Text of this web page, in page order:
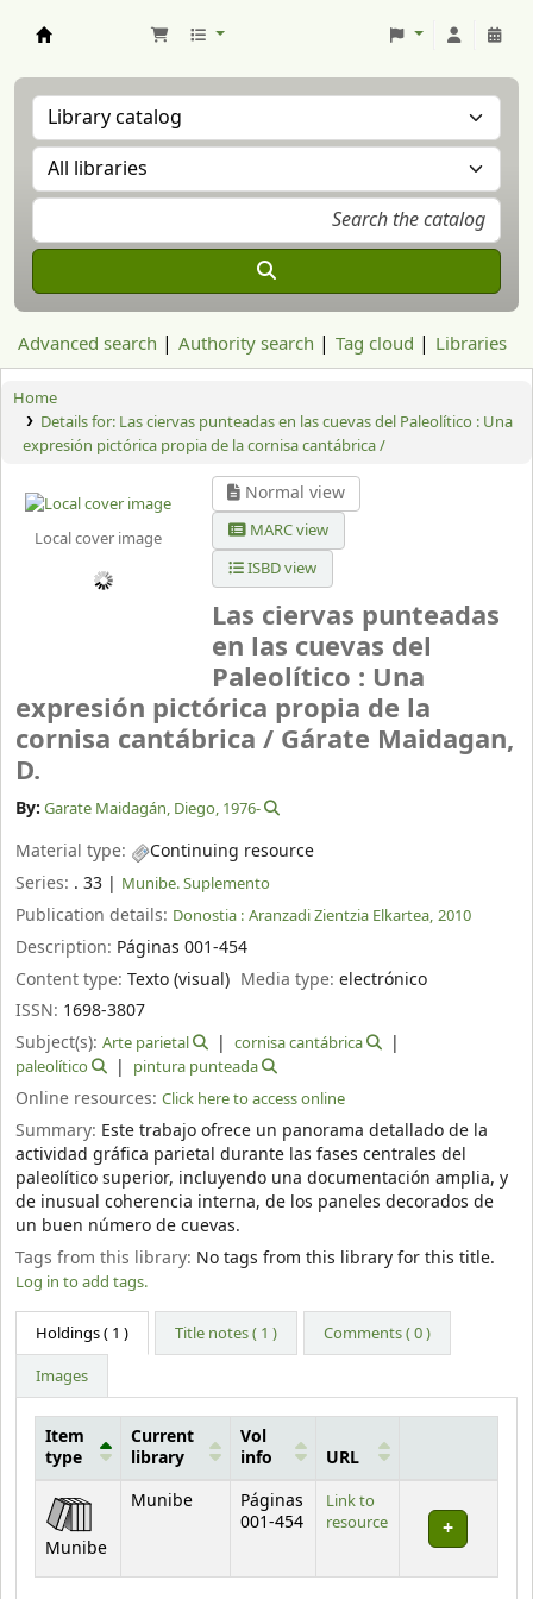
Advanced search Authority search Tag cloud Libraries
Home
Details for: Las ciervas punteadas en las cuevas del Paleolítico : Una
expresión pictórica propia de la cornisa cantábrica /
Local cover image
Normal view
MARC view
ISBD view
Las ciervas punteadas
en las cuevas del
Paleolítico : Una
expresión pictórica propia de la
cornisa cantábrica / Gárate Maidagan,
D.
By: Garate Maidagán, Diego, 1976-
Material type:
Continuing resource
Series: . 33 | Munibe. Suplemento
Publication details: Donostia : Aranzadi Zientzia Elkartea, 2010
Description: Páginas 001-454
Content type: Texto (visual) Media type:electrónico
ISSN: 1698-3807
Subject(s): Arte parietal
cornisa cantábrica
paleolítico
pintura punteada
Online resources: Click here to access online
Summary: Este trabajo ofrece un panorama detallado de la
actividad gráfica parietal durante las fases centrales del
paleolítico superior, incluyendo una documentación amplia, y
de inusual coherencia interna, de los paneles decorados de
un buen número de cuevas.
Tags from this library: No tags from this library for this title.
Log in to add tags.
Holdings( 1 ) Title notes ( 1 )
Comments ( 0 )
Images
Holdings
Item
type
Current
library
Vol
info
URL
Munibe
Munibe
Páginas
001-454
Link to
resource